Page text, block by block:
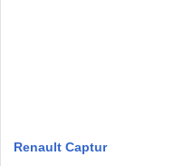
Renault Captur